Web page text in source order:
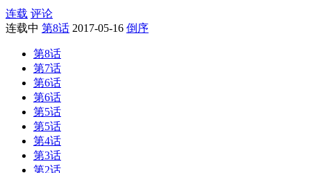
连载 评论
连载中 第8话 2017-05-16 倒序
第8话
第7话
第6话
第6话
第5话
第5话
第4话
第3话
第2话